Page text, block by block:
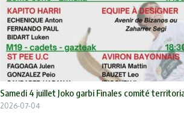
Samedi 4 juillet Joko garbi Finales comité
2026-07-04